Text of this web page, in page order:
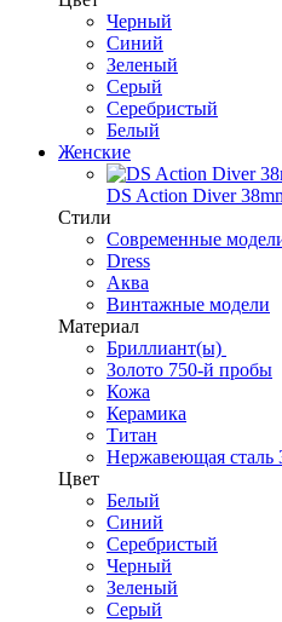
Черный
Синий
Зеленый
Серый
Серебристый
Белый
Женские
DS Action Diver
Стили
Современные
Dress
Аква
Винтажные модели
Материал
Бриллиант(ы)
Золото 750-й пробы
Кожа
Керамика
Титан
Нержавеющая сталь
Цвет
Белый
Синий
Серебристый
Черный
Зеленый
Серый